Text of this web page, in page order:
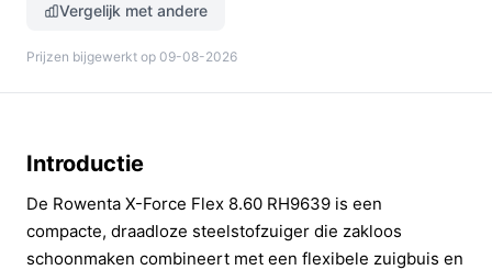
Vergelijk met andere
Prijzen bijgewerkt op 09-08-2026
Introductie
De Rowenta X-Force Flex 8.60 RH9639 is een
compacte, draadloze steelstofzuiger die zakloos
schoonmaken combineert met een flexibele zuigbuis en